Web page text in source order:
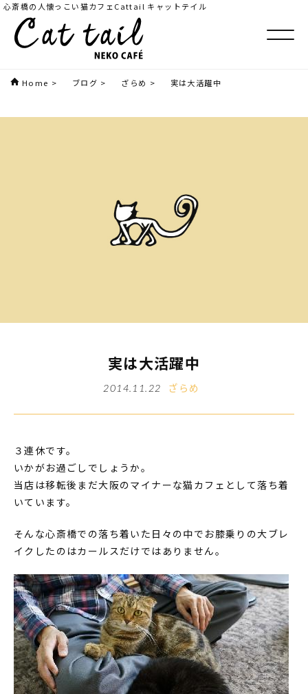
心斎橋の人懐っこい猫カフェCattail キャットテイル
Home > ブログ > ざらめ > 実は大活躍中
実は大活躍中
2014.11.22 ざらめ
３連休です。
いかがお過ごしでしょうか。
当店は移転後まだ大阪のマイナーな猫カフェとして落ち着
いています。
そんな心斎橋での落ち着いた日々の中でお膝乗りの大ブレ
イクしたのはカールスだけではありません。